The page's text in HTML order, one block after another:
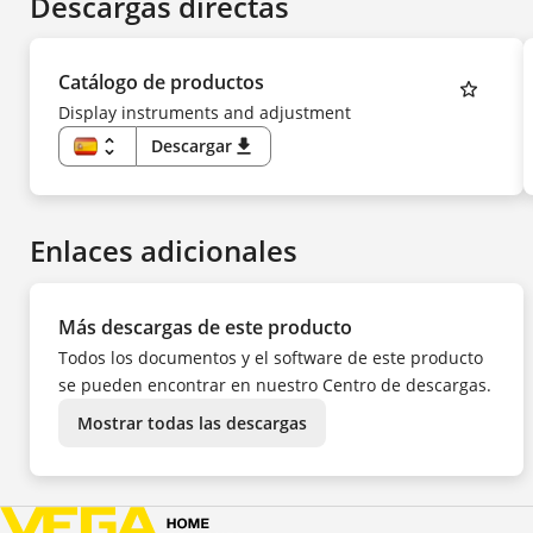
Catálogo de productos
Display instruments and adjustment
unfold_more
ES
IT
NL
ZH
Descargar download
Enlaces adicionales
Más descargas de este producto
Todos los documentos y el software de este producto
se pueden encontrar en nuestro Centro de descargas.
Mostrar todas las descargas